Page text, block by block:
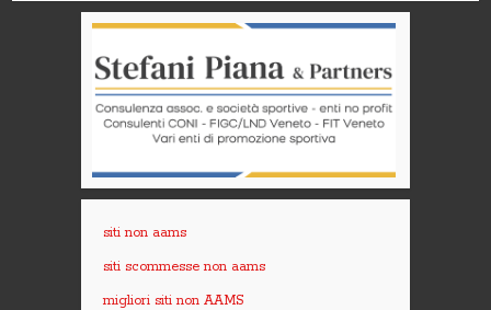
siti non aams
siti scommesse non aams
migliori siti non AAMS